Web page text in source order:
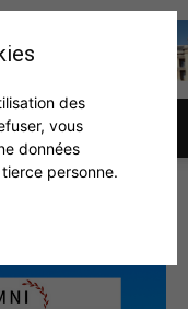
des
vous
données
personne.